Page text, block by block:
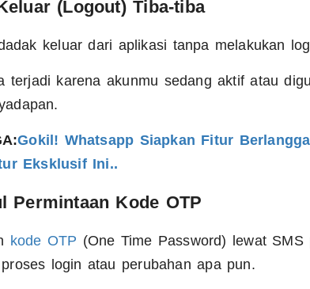
(Logout) Tiba-tiba
keluar dari aplikasi tanpa melakukan
terjadi karena akunmu sedang aktif atau
Gokil! Whatsapp Siapkan Fitur
Eksklusif Ini..
Permintaan Kode OTP
kode OTP (One Time Password) lewat
login atau perubahan apa pun.